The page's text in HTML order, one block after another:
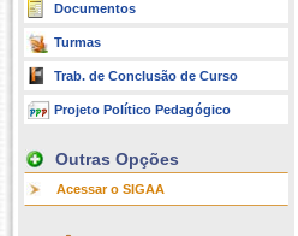
Documentos
Turmas
Trab. de Conclusão de Curso
Projeto Político Pedagógico
Outras Opções
Acessar o SIGAA